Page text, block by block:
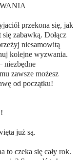
przekona się, jak
zabawką. Dołącz
niesamowitą
kolejne wyzwania.
niezbędne
zawsze możesz
od początku!
już są.
to czeka się cały rok.